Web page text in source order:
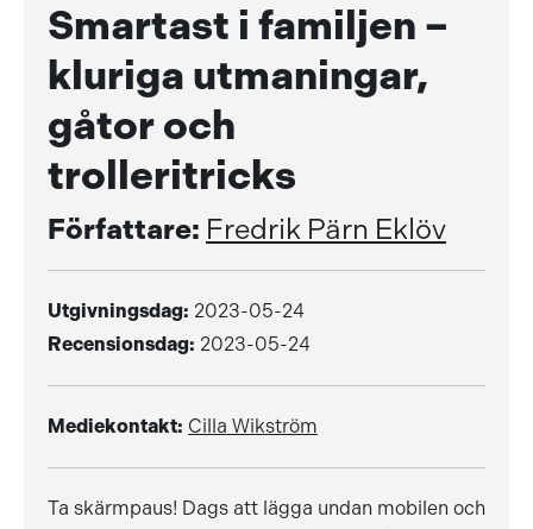
Smartast i familjen –
kluriga utmaningar,
gåtor och
trolleritricks
Författare: Fredrik Pärn Eklöv
Utgivningsdag: 2023-05-24
Recensionsdag: 2023-05-24
Mediekontakt: Cilla Wikström
Ta skärmpaus! Dags att lägga undan mobilen och